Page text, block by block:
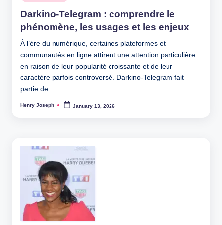
in
Darkino-Telegram : comprendre le
phénomène, les usages et les enjeux
À l’ère du numérique, certaines plateformes et
communautés en ligne attirent une attention particulière
en raison de leur popularité croissante et de leur
caractère parfois controversé. Darkino-Telegram fait
partie de…
Posted
Henry Joseph January 13, 2026